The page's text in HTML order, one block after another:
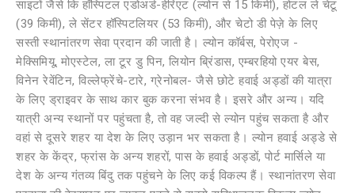
साइटों जैसे कि हॉस्पिटल एडोअर्ड-हेरिएट (ल्योन से 15 किमी), होटल ले चेटू
(39 किमी), ले सेंटर हॉस्पिटलियर (53 किमी), और चेटो डी पेज़े के लिए
सस्ती स्थानांतरण सेवा प्रदान की जाती है। ल्योन कॉर्बस, पेरोएज -
मेक्सिमियू, मोएस्टेल, ला टूर डु पिन, लियोन ब्रिंडास, एम्बरहियो एयर बेस,
विनेन रेवेंटिन, विल्लेफ्रेंचे-टारे, ग्रेनोबल- जैसे छोटे हवाई अड्डों की यात्रा
के लिए ड्राइवर के साथ कार बुक करना संभव है। इसरे और अन्य। यदि
यात्री अन्य स्थानों पर पहुंचता है, तो वह जल्दी से ल्योन पहुंच सकता है और
वहां से दूसरे शहर या देश के लिए उड़ान भर सकता है। ल्योन हवाई अड्डे से
शहर के केंद्र, फ्रांस के अन्य शहरों, पास के हवाई अड्डों, पोर्ट मार्सिले या
देश के अन्य गंतव्य बिंदु तक पहुंचने के लिए कई विकल्प हैं। स्थानांतरण सेवा